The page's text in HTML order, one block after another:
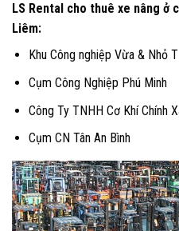
LS Rental cho thuê xe nâng ở
Liêm:
Khu Công nghiệp Vừa & Nhỏ
Cụm Công Nghiệp Phú Minh
Công Ty TNHH Cơ Khí Chính
Cụm CN Tân An Bình